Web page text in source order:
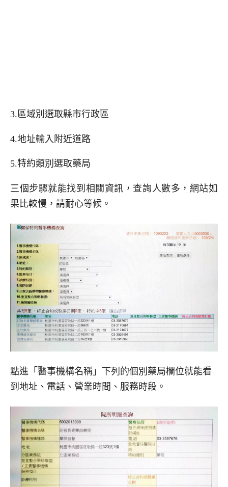
3.區域別選取縣市行政區
4.地址輸入附近道路
5.特約類別選取藥局
三個步驟就能找到相關資訊，查詢人數多，網站如
果比較慢，請耐心等候。
點進「醫事機構名稱」下列的個別藥局欄位就能看
到地址、電話、營業時間、服務時段。